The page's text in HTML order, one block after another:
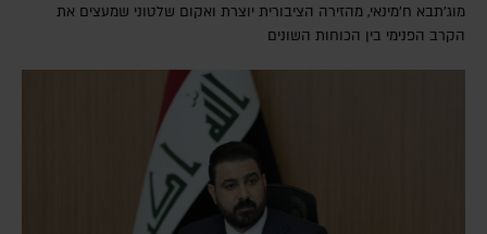
מוג'תבא ח'מינאי, מהזירה הציבורית יוצרת ואקום שלטוני שמעצים את
הקרב הפנימי בין הכוחות השונים